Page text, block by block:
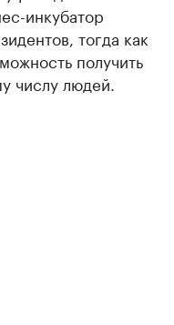
инкубатор
тогда как
получить
числу людей.